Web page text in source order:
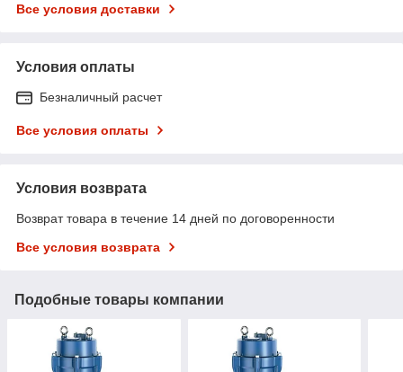
Все условия доставки
Условия оплаты
Безналичный расчет
Все условия оплаты
Условия возврата
Возврат товара в течение 14 дней по договоренности
Все условия возврата
Подобные товары компании